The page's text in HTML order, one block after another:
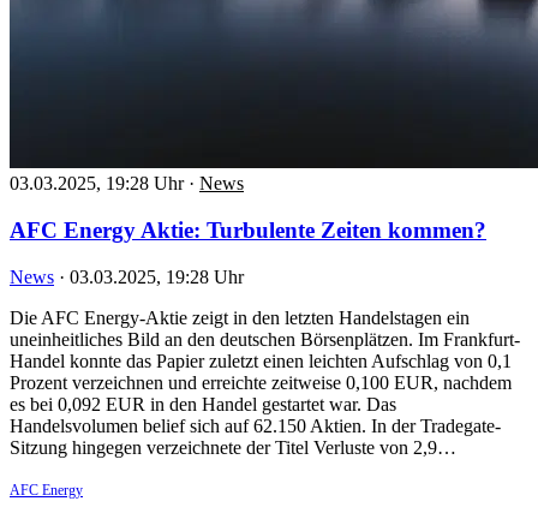
03.03.2025, 19:28 Uhr · News
AFC Energy Aktie: Turbulente Zeiten kommen?
News · 03.03.2025, 19:28 Uhr
Die AFC Energy-Aktie zeigt in den letzten Handelstagen ein
uneinheitliches Bild an den deutschen Börsenplätzen. Im Frankfurt-
Handel konnte das Papier zuletzt einen leichten Aufschlag von 0,1
Prozent verzeichnen und erreichte zeitweise 0,100 EUR, nachdem
es bei 0,092 EUR in den Handel gestartet war. Das
Handelsvolumen belief sich auf 62.150 Aktien. In der Tradegate-
Sitzung hingegen verzeichnete der Titel Verluste von 2,9…
AFC Energy